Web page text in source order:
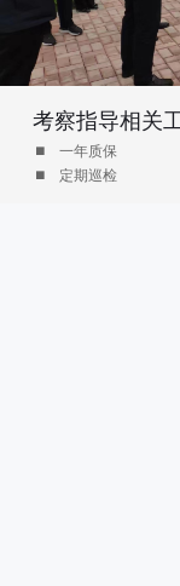
考察指导相关
一年质保
定期巡检